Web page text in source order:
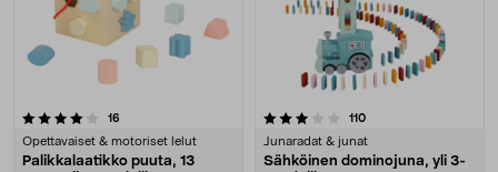
16
Opettavaiset & motoriset lelut
Palikkalaatikko puuta, 13
3.5 viidestä tähdestä 110arvostelut
Junaradat & junat
Sähköinen dominojuna, yli 3-